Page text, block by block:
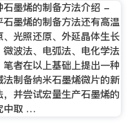
石墨烯的制备方法介绍 -
石墨烯的制备方法还有高温
、光照还原、外延晶体生长
微波法、电弧法、电化学法
笔者在以上基础上提出一种
法制备纳米石墨烯微片的新
，并尝试宏量生产石墨烯的
中取 …